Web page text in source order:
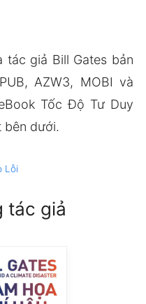
tác giả Bill Gates bản
AZW3, MOBI và
Tốc Độ Tư Duy
bên dưới.
Lỗi
tác giả